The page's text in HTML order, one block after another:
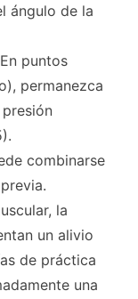
ángulo de la
puntos
permanezca
combinarse
la
un alivio
de práctica
una